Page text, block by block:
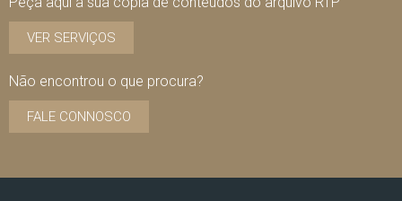
VER SERVIÇOS
Não encontrou o que procura?
FALE CONNOSCO